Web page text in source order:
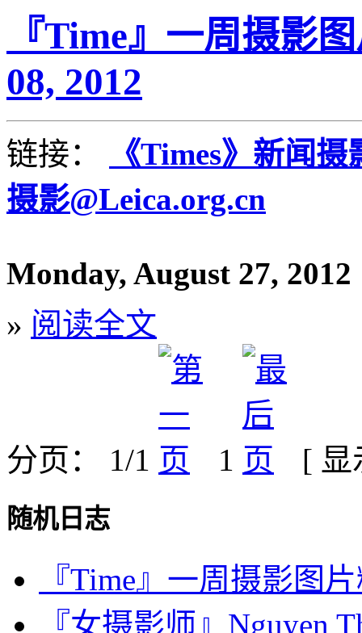
『Time』一周摄影
08, 2012
链接：
《Times》新闻
摄影@Leica.org.cn
Monday, August 27, 2012
» 阅读全文
分页： 1/1 1 [
随机日志
『Time』一周摄影图
『女摄影师』Nguyen